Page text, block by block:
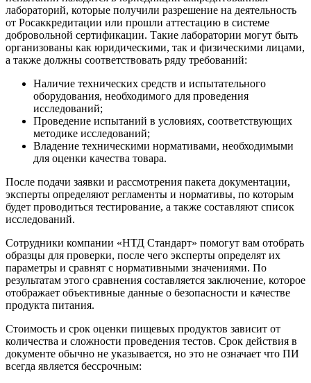
лабораторий, которые получили разрешение на деятельность
от Росаккредитации или прошли аттестацию в системе
добровольной сертификации. Такие лаборатории могут быть
организованы как юридическими, так и физическими лицами,
а также должны соответствовать ряду требований:
Наличие технических средств и испытательного
оборудования, необходимого для проведения
исследований;
Проведение испытаний в условиях, соответствующих
методике исследований;
Владение техническими нормативами, необходимыми
для оценки качества товара.
После подачи заявки и рассмотрения пакета документации,
эксперты определяют регламенты и нормативы, по которым
будет проводиться тестирование, а также составляют список
исследований.
Сотрудники компании «НТД Стандарт» помогут вам отобрать
образцы для проверки, после чего эксперты определят их
параметры и сравнят с нормативными значениями. По
результатам этого сравнения составляется заключение, которое
отображает объективные данные о безопасности и качестве
продукта питания.
Стоимость и срок оценки пищевых продуктов зависит от
количества и сложности проведения тестов. Срок действия в
документе обычно не указывается, но это не означает что ПИ
всегда является бессрочным: